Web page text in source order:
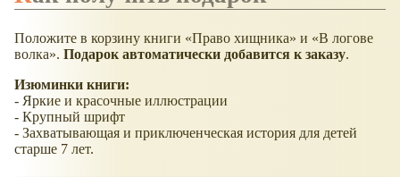
Положите в корзину книги «Право хищника» и «В логове
волка». Подарок автоматически добавится к заказу.
Изюминки книги:
- Яркие и красочные иллюстрации
- Крупный шрифт
- Захватывающая и приключенческая история для детей
старше 7 лет.